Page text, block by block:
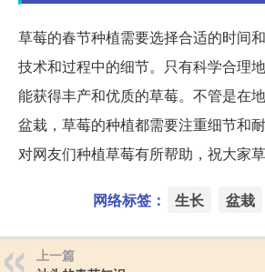
草莓的春节种植需要选择合适的时间
技术和过程中的细节。只有科学合理
能获得丰产和优质的草莓。不管是在
盆栽，草莓的种植都需要注重细节和
对网友们种植草莓有所帮助，祝大家
网络标签： 生长 盆栽
上一篇